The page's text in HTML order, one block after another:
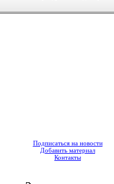
Подписаться на новости
Добавить материал
Контакты